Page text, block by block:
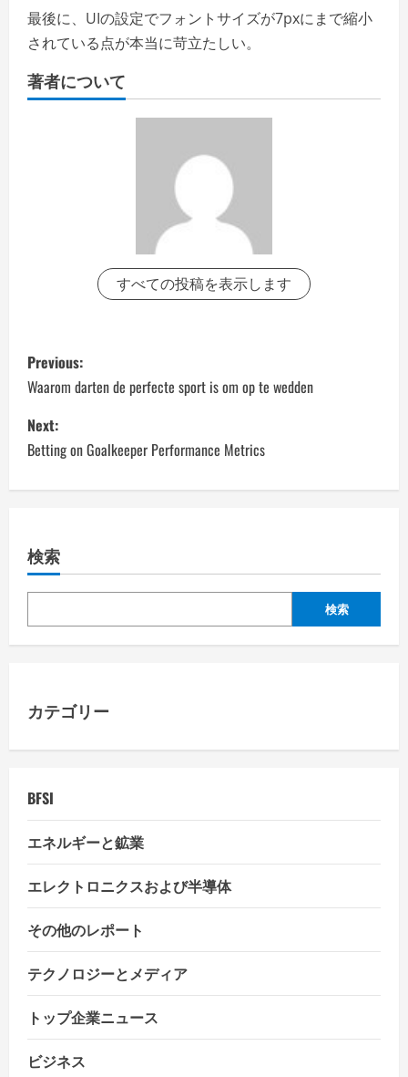
最後に、UIの設定でフォントサイズが7pxにまで縮小
されている点が本当に苛立たしい。
著者について
すべての投稿を表示します
P
o
s
t
a
v
i
a
o
n
Previous:
Waarom darten de perfecte sport is om op te wedden
Next:
Betting on Goalkeeper Performance Metrics
検索
検索
カテゴリー
BFSI
エネルギーと鉱業
エレクトロニクスおよび半導体
その他のレポート
テクノロジーとメディア
トップ企業ニュース
ビジネス